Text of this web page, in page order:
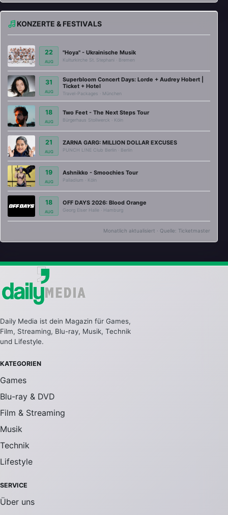
KONZERTE & FESTIVALS
22
AUG
"Hoya" - Ukrainische Musik
Kulturkirche St. Stephani · Bremen
31
AUG
Superbloom Concert Days: Lorde + Audrey Hobert |
Ticket + Hotel
Travel-Packages · München
18
AUG
Two Feet - The Next Steps Tour
Bürgerhaus Stollwerck · Köln
21
AUG
ZARNA GARG: MILLION DOLLAR EXCUSES
PUNCH L!NE Club Berlin · Berlin
19
AUG
Ashnikko - Smoochies Tour
Palladium · Köln
18
AUG
OFF DAYS 2026: Blood Orange
Georg Elser Halle · Hamburg
Monatlich aktualisiert · Quelle: Ticketmaster
Daily Media ist dein Magazin für Games,
Film, Streaming, Blu-ray, Musik, Technik
und Lifestyle.
KATEGORIEN
Games
Blu-ray & DVD
Film & Streaming
Musik
Technik
Lifestyle
SERVICE
Über uns